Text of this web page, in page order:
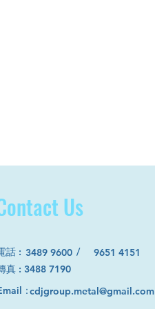
9651 4151
話 : /
：cdjgroup.metal@gmail.com
Us
3489 9600
真 : 3488 7190